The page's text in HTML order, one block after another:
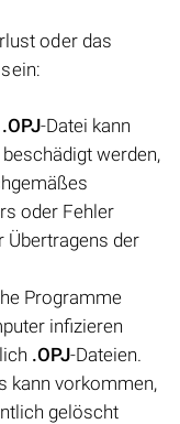
oder das
.OPJ-Datei kann
werden,
oder Fehler
Übertragens der
Programme
infizieren
.OPJ-Dateien.
kann vorkommen,
gelöscht